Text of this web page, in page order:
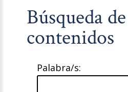
Búsqueda de
contenidos
Palabra/s: